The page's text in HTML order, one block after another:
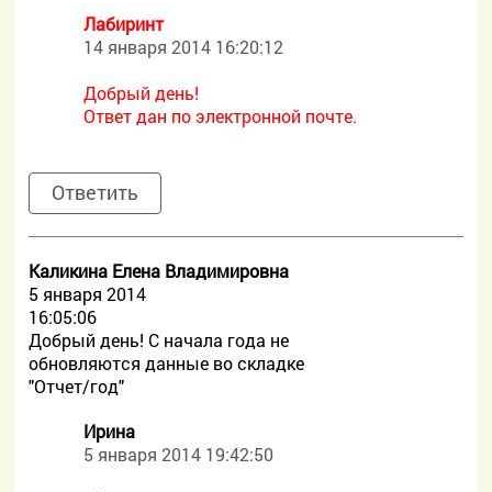
Лабиринт
14 января 2014 16:20:12
Добрый день!
Ответ дан по электронной почте.
Ответить
Каликина Елена Владимировна
5 января 2014
16:05:06
Добрый день! С начала года не
обновляются данные во складке
"Отчет/год"
Ирина
5 января 2014 19:42:50